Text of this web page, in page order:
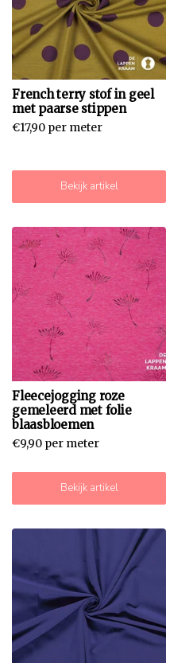
French terry stof in geel
met paarse stippen
€17,90 per meter
Bekijk artikel
Fleecejogging roze
gemeleerd met folie
blaasbloemen
€9,90 per meter
Bekijk artikel